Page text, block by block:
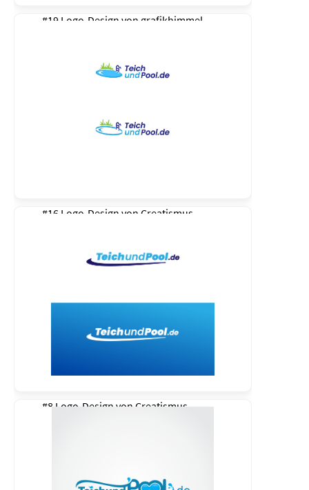
#19 Logo-Design von grafikhimmel
#16 Logo-Design von Creatismus
#8 Logo-Design von Creatismus